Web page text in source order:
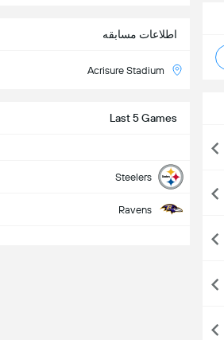
اطلاعات مسابقه
Acrisure Stadium
Last 5 Games
Steelers
Ravens